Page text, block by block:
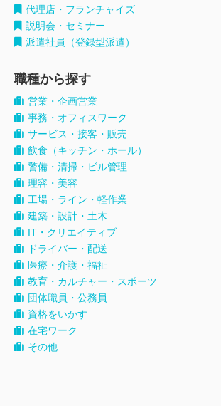
代理店・フランチャイズ
説明会・セミナー
派遣社員（登録型派遣）
職種から探す
営業・企画営業
事務・オフィスワーク
サービス・接客・販売
飲食（キッチン・ホール）
警備・清掃・ビル管理
理容・美容
工場・ライン・軽作業
建築・設計・土木
IT・クリエイティブ
ドライバー・配送
医療・介護・福祉
教育・カルチャー・スポーツ
団体職員・公務員
資格をいかす
在宅ワーク
その他